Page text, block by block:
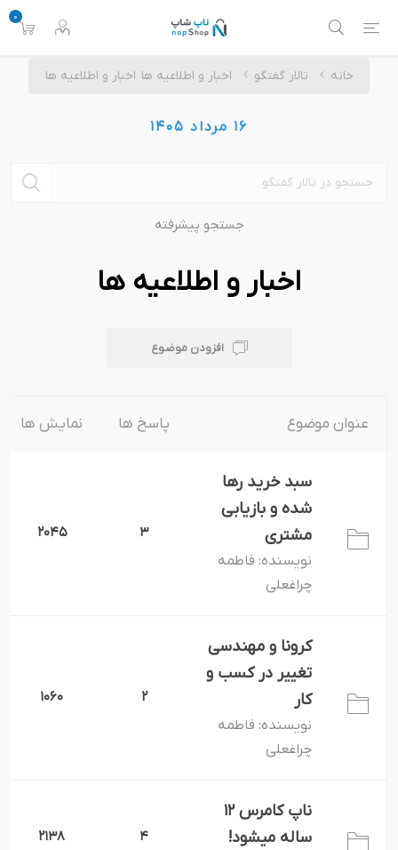
0
خانه تالار گفتگو اخبار و اطلاعیه ها اخبار و اطلاعیه ها
16 مرداد 1405
جستجو پیشرفته
اخبار و اطلاعیه ها
افزودن موضوع
عنوان موضوع پاسخ ها نمایش ها
سبد خرید رها
شده و بازیابی
مشتری
نویسنده: فاطمه
چراغعلی
3
2045
کرونا و مهندسی
تغییر در کسب و
کار
نویسنده: فاطمه
چراغعلی
2
1060
ناپ کامرس 12
ساله میشود!
4
2138